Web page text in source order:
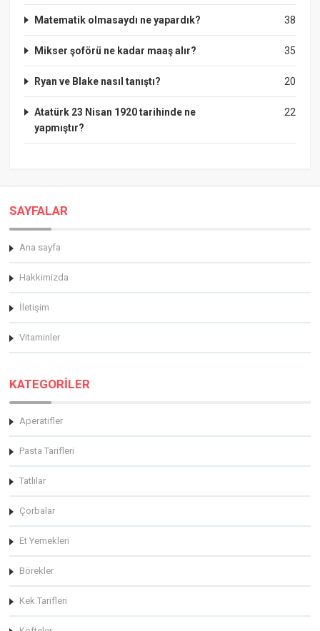
38
Matematik olmasaydı ne yapardık?
35
Mikser şoförü ne kadar maaş alır?
20
Ryan ve Blake nasıl tanıştı?
22
Atatürk 23 Nisan 1920 tarihinde ne
yapmıştır?
SAYFALAR
Ana sayfa
Hakkimizda
İletişim
Vitaminler
KATEGORİLER
Aperatifler
Pasta Tarifleri
Tatlılar
Çorbalar
Et Yemekleri
Börekler
Kek Tarifleri